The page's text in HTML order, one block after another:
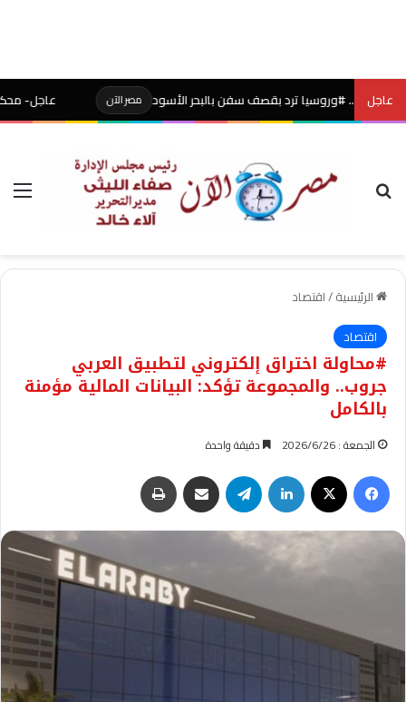
عاجل
#وروسيا ترد بقصف سفن بالبحر الأسود مصر الآن عاجل- محكمة أميركية
بحث عن
الرئيسية/اقتصاد
اقتصاد
#محاولة اختراق إلكتروني لتطبيق العربي
جروب.. والمجموعة تؤكد: البيانات المالية مؤمنة
بالكامل
الجمعة : 2026/6/26 دقيقة واحدة
فيسبوك لينكدإن تيلقرام مشاركة عبر البريد